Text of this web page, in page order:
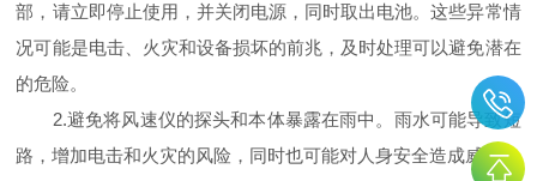
部，请立即停止使用，并关闭电源，同时取出电池。这些异常情
况可能是电击、火灾和设备损坏的前兆，及时处理可以避免潜在
的危险。
2.避免将风速仪的探头和本体暴露在雨中。雨水可能导致短
路，增加电击和火灾的风险，同时也可能对人身安全造成威胁。